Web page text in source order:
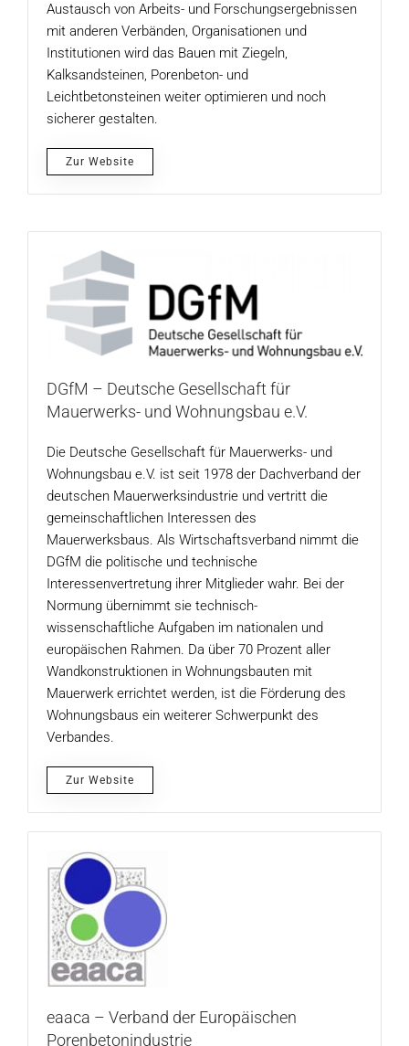
Austausch von Arbeits- und Forschungsergebnissen
mit anderen Verbänden, Organisationen und
Institutionen wird das Bauen mit Ziegeln,
Kalksandsteinen, Porenbeton- und
Leichtbetonsteinen weiter optimieren und noch
sicherer gestalten.
Zur Website
DGfM – Deutsche Gesellschaft für
Mauerwerks- und Wohnungsbau e.V.
Die Deutsche Gesellschaft für Mauerwerks- und
Wohnungsbau e.V. ist seit 1978 der Dachverband der
deutschen Mauerwerksindustrie und vertritt die
gemeinschaftlichen Interessen des
Mauerwerksbaus. Als Wirtschaftsverband nimmt die
DGfM die politische und technische
Interessenvertretung ihrer Mitglieder wahr. Bei der
Normung übernimmt sie technisch-
wissenschaftliche Aufgaben im nationalen und
europäischen Rahmen. Da über 70 Prozent aller
Wandkonstruktionen in Wohnungsbauten mit
Mauerwerk errichtet werden, ist die Förderung des
Wohnungsbaus ein weiterer Schwerpunkt des
Verbandes.
Zur Website
eaaca – Verband der Europäischen
Porenbetonindustrie